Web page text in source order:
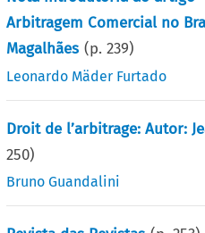
Arbitragem Comercial no
Magalhães (p.239)
Leonardo Mäder Furtado
Droit de l’arbitrage: Autor:
250)
Bruno Guandalini